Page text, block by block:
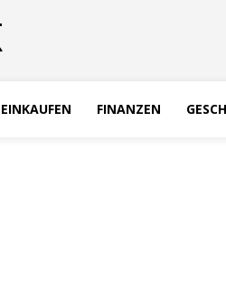
EINKAUFEN FINANZEN